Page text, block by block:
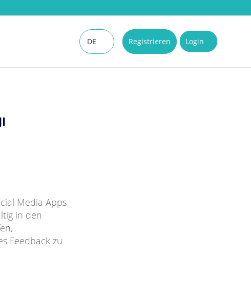
Registrieren Login
DE
Media Apps
in den
Feedback zu